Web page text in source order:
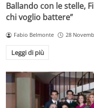
Ballando con le stelle,
chi voglio battere”
Fabio Belmonte 28
Leggi di più